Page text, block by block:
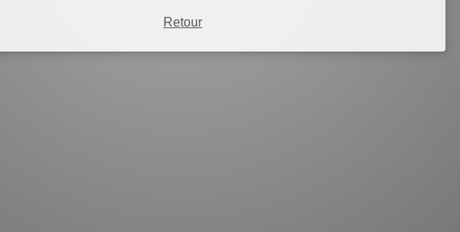
Retour